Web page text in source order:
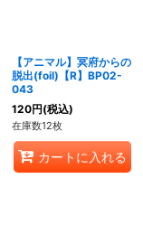
【アニマル】冥府からの
脱出(foil)【R】BP02-
043
120円(税込)
在庫数12枚
カートに入れる